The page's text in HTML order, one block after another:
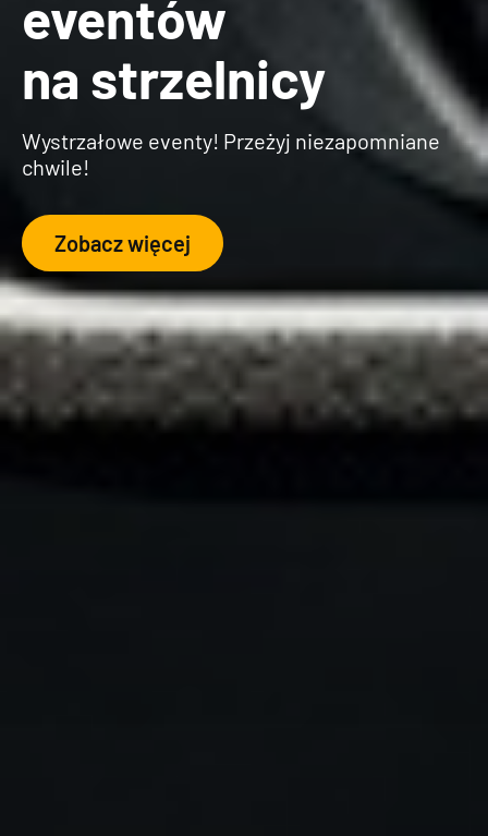
eventów
na strzelnicy
Wystrzałowe eventy! Przeżyj niezapomniane
chwile!
Zobacz więcej